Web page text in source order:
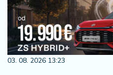
03. 08. 2026 13:23